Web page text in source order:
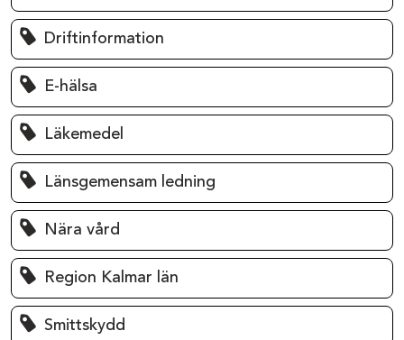
Driftinformation
E-hälsa
Läkemedel
Länsgemensam ledning
Nära vård
Region Kalmar län
Smittskydd